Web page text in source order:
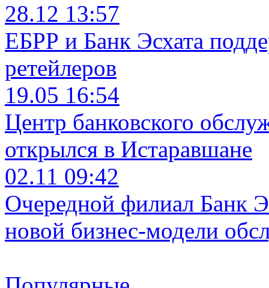
28.12 13:57
ЕБРР и Банк Эсхата
ретейлеров
19.05 16:54
Центр банковского
открылся в Истаравшане
02.11 09:42
Очередной филиал Банк
новой бизнес-модели